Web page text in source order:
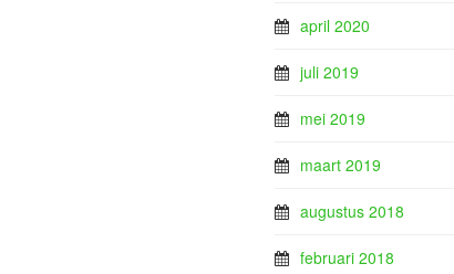
april 2020
juli 2019
mei 2019
maart 2019
augustus 2018
februari 2018